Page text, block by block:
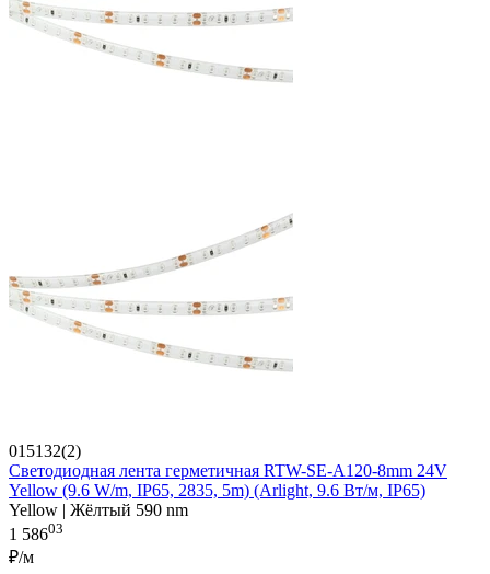
015132(2)
Светодиодная лента герметичная RTW-SE-A120-8mm 24V
Yellow (9.6 W/m, IP65, 2835, 5m) (Arlight, 9.6 Вт/м, IP65)
Yellow | Жёлтый 590 nm
1 58603
₽/м